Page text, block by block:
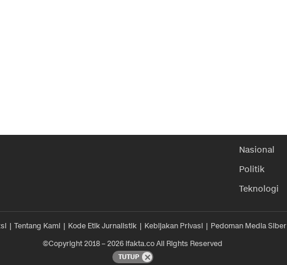
Nasional
Politik
Teknologi
Tentang Kami Kode Etik Jurnalistik Kebijakan Privasi
Pedoman Media Siber
©Copyright 2018 – 2026 ifakta.co All Rights Reserved
TUTUP